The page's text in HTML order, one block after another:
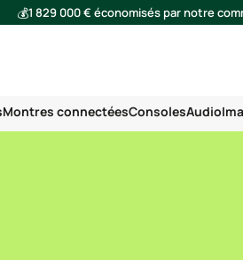
💰1 829 000 € économisés par notre
Montres connectéesConsolesAudio